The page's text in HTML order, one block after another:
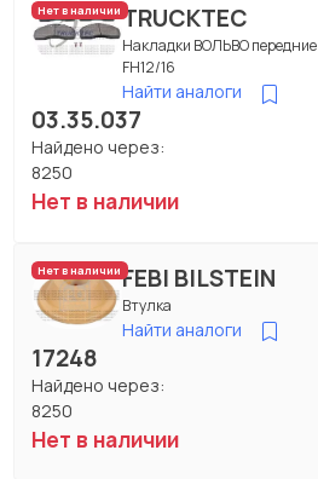
Нет в наличииTRUCKTEC
Накладки ВОЛЬВО передние
FH12/16
Найти аналоги
03.35.037
Найдено через:
8250
Нет в наличии
Нет в наличииFEBI BILSTEIN
Втулка
Найти аналоги
17248
Найдено через:
8250
Нет в наличии